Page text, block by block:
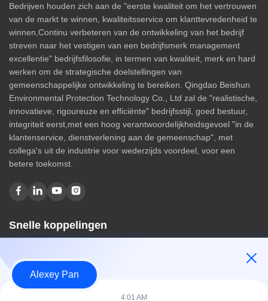
Bedrijven houden zich aan de "eerste kwaliteit om het vertrouwen
van de markt te winnen, kwaliteitsservice om klanttevredenheid te
winnen,Continu verbeteren van de ontwikkeling van het bedrijf
streven naar het vestigen van een bedrijfsmerk management
excellentie" bedrijfsfilosofie, in termen van kwaliteit, merk en hard
werken om de strategische doelstellingen van
gemeenschappelijke ontwikkeling te bereiken. Qingdao Beishun
Environmental Protection Technology Co., Ltd zal de "realistische,
innovatieve, rigoureuze en efficiënte" bedrijfsstijl, goed bestuur,
integriteit eerst,met een hoog verantwoordelijkheidsgevoel "in de
klantenservice, dienstverlening aan de gemeenschap", met
collega's uit de industrie voor wederzijds voordeel, voor een
betere toekomst.
Snelle koppelingen
Over ons
productenAlexey Pan
4:01 AM